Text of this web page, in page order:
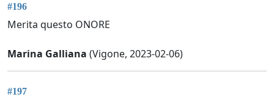
#196
Merita questo ONORE
Marina Galliana (Vigone, 2023-02-06)
#197